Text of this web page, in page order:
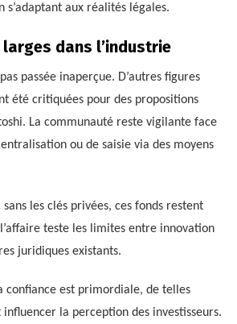
s’adaptant aux réalités légales.
dans l’industrie
passée inaperçue. D’autres figures
été critiquées pour des propositions
La communauté reste vigilante face
ou de saisie via des moyens
les clés privées, ces fonds restent
teste les limites entre innovation
juridiques existants.
confiance est primordiale, de telles
la perception des investisseurs.